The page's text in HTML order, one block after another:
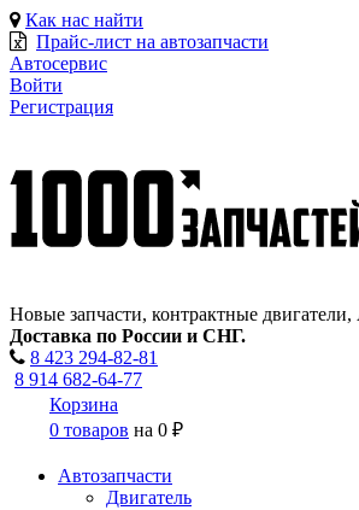
Как нас найти
Прайс-лист на автозапчасти
Автосервис
Войти
Регистрация
Новые запчасти, контрактные
Доставка по России и СНГ.
8 423 294-82-81
8 914 682-64-77
Корзина
0 товаров на 0 ₽
Автозапчасти
Двигатель